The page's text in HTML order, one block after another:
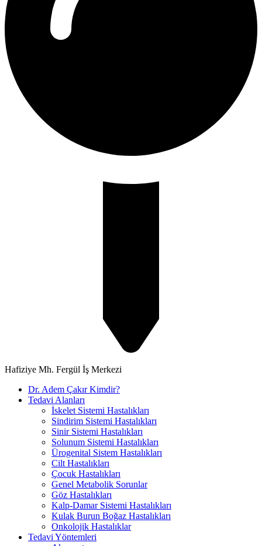
Hafiziye Mh. Fergül İş Merkezi
Dr. Adem Çakır Kimdir?
Tedavi Alanları
İskelet Sistemi Hastalıkları
Sindirim Sistemi Hastalıkları
Sinir Sistemi Hastalıkları
Solunum Sistemi Hastalıkları
Ürogenital Sistem Hastalıkları
Cilt Hastalıkları
Çocuk Hastalıkları
Genel Metabolik Sorunlar
Göz Hastalıkları
Kalp-Damar Sistemi Hastalıkları
Kulak Burun Boğaz Hastalıkları
Onkolojik Hastalıklar
Tedavi Yöntemleri